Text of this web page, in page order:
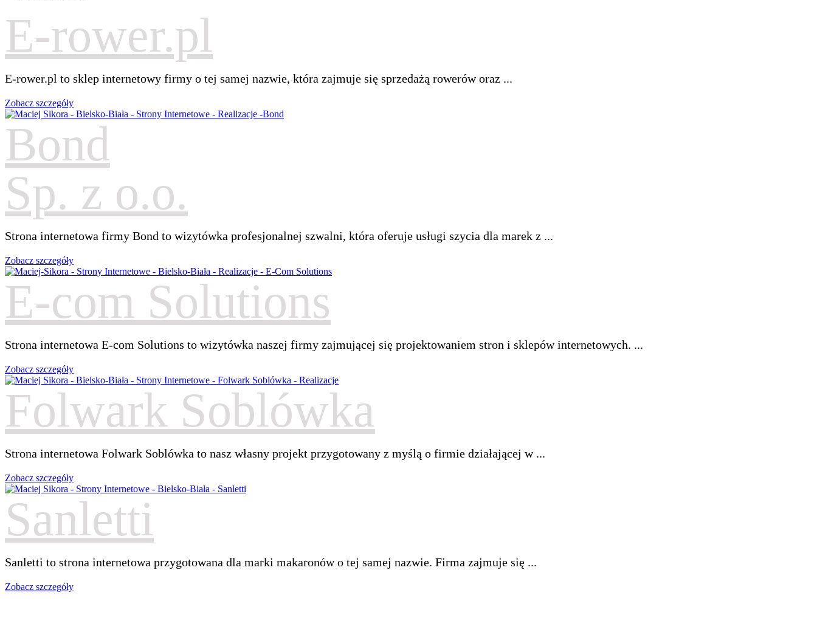
E-rower.pl
E-rower.pl to sklep internetowy firmy o tej samej nazwie, która zajmuje się sprzedażą rowerów oraz ...
Zobacz szczegóły
Bond
Sp. z o.o.
Strona internetowa firmy Bond to wizytówka profesjonalnej szwalni, która oferuje usługi szycia dla marek z ...
Zobacz szczegóły
E-com Solutions
Strona internetowa E-com Solutions to wizytówka naszej firmy zajmującej się projektowaniem stron i sklepów internetowych. ...
Zobacz szczegóły
Folwark Soblówka
Strona internetowa Folwark Soblówka to nasz własny projekt przygotowany z myślą o firmie działającej w ...
Zobacz szczegóły
Sanletti
Sanletti to strona internetowa przygotowana dla marki makaronów o tej samej nazwie. Firma zajmuje się ...
Zobacz szczegóły